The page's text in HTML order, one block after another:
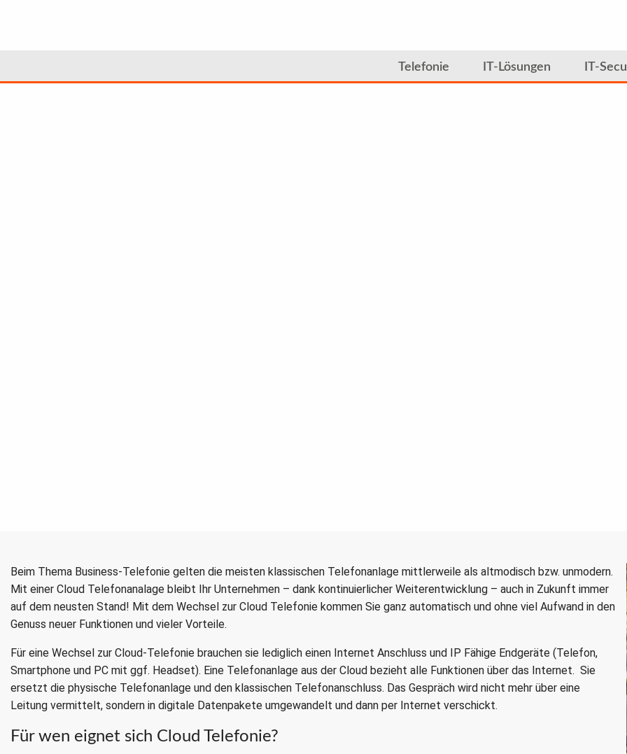
Telefonie IT-Lösungen IT-
Beim Thema Business-Telefonie gelten die meisten klassischen Telefonanlage mittlerweile als altmodisch bzw. unmodern.
Mit einer Cloud Telefonanalage bleibt Ihr Unternehmen – dank kontinuierlicher Weiterentwicklung – auch in Zukunft immer
auf dem neusten Stand! Mit dem Wechsel zur Cloud Telefonie kommen Sie ganz automatisch und ohne viel Aufwand in den
Genuss neuer Funktionen und vieler Vorteile.
Für eine Wechsel zur Cloud-Telefonie brauchen sie lediglich einen Internet Anschluss und IP Fähige Endgeräte (Telefon,
Smartphone und PC mit ggf. Headset). Eine Telefonanlage aus der Cloud bezieht alle Funktionen über das Internet. Sie
ersetzt die physische Telefonanlage und den klassischen Telefonanschluss. Das Gespräch wird nicht mehr über eine
Leitung vermittelt, sondern in digitale Datenpakete umgewandelt und dann per Internet verschickt.
Für wen eignet sich Cloud Telefonie?